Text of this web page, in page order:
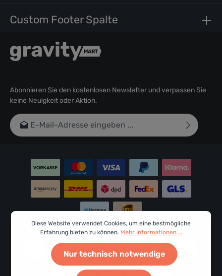
Abonnieren Sie den kostenlosen Newsletter und verpassen Sie
keine Neuigkeit oder Aktion.
E-Mail-Adresse*
einverstanden.
Um weiterzugehen, geben Sie die oben abgebildeten
Zeichen ein*
Custom Footer Spalte
Diese Website verwendet Cookies, um eine bestmögliche
Erfahrung bieten zu können. Mehr Informationen ...
Nur technisch notwendige